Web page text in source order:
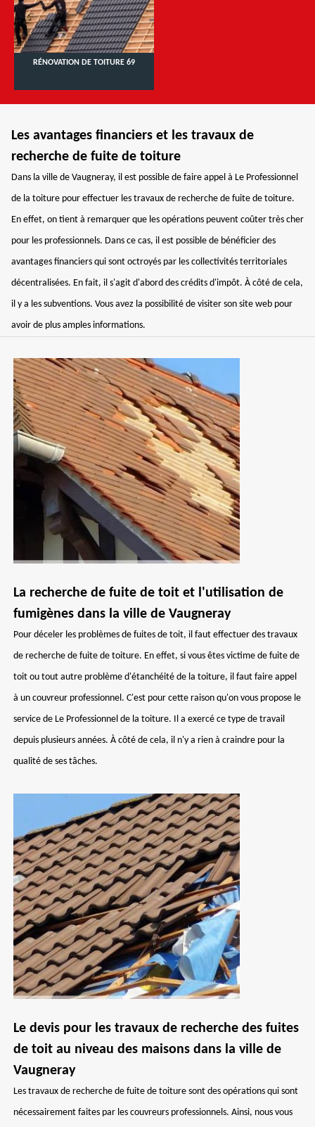
RÉNOVATION DE TOITURE 69
Les avantages financiers et les travaux de
recherche de fuite de toiture
Dans la ville de Vaugneray, il est possible de faire appel à Le Professionnel
de la toiture pour effectuer les travaux de recherche de fuite de toiture.
En effet, on tient à remarquer que les opérations peuvent coûter très cher
pour les professionnels. Dans ce cas, il est possible de bénéficier des
avantages financiers qui sont octroyés par les collectivités territoriales
décentralisées. En fait, il s'agit d'abord des crédits d'impôt. À côté de cela,
il y a les subventions. Vous avez la possibilité de visiter son site web pour
avoir de plus amples informations.
La recherche de fuite de toit et l'utilisation de
fumigènes dans la ville de Vaugneray
Pour déceler les problèmes de fuites de toit, il faut effectuer des travaux
de recherche de fuite de toiture. En effet, si vous êtes victime de fuite de
toit ou tout autre problème d'étanchéité de la toiture, il faut faire appel
à un couvreur professionnel. C'est pour cette raison qu'on vous propose le
service de Le Professionnel de la toiture. Il a exercé ce type de travail
depuis plusieurs années. À côté de cela, il n'y a rien à craindre pour la
qualité de ses tâches.
Le devis pour les travaux de recherche des fuites
de toit au niveau des maisons dans la ville de
Vaugneray
Les travaux de recherche de fuite de toiture sont des opérations qui sont
nécessairement faites par les couvreurs professionnels. Ainsi, nous vous